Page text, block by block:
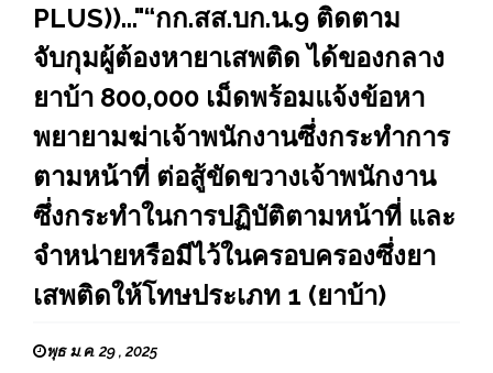
PLUS))..."“กก.สส.บก.น.9 ติดตาม
จับกุมผู้ต้องหายาเสพติด ได้ของกลาง
ยาบ้า 800,000 เม็ดพร้อมแจ้งข้อหา
พยายามฆ่าเจ้าพนักงานซึ่งกระทำการ
ตามหน้าที่ ต่อสู้ขัดขวางเจ้าพนักงาน
ซึ่งกระทำในการปฏิบัติตามหน้าที่ และ
จำหน่ายหรือมีไว้ในครอบครองซึ่งยา
เสพติดให้โทษประเภท​ 1 (ยาบ้า)
พุธ ม.ค. 29 , 2025